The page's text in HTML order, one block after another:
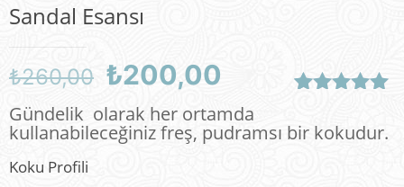
Sandal Esansı
puanına
dayanarak 5
₺260,00 Orijinal
fiyat:
₺260,00.
₺200,00
andaki
fiyat:
Gündelik olarak her ortamda
kullanabileceğiniz freş, pudramsı bir kokudur.
Koku Profili